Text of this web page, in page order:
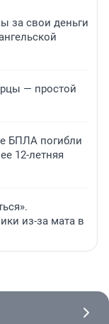
за свои деньги
— простой
БПЛА погибли
12-летняя
из-за мата в